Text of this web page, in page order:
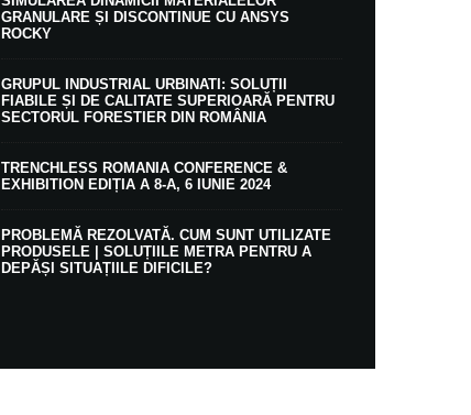
GRANULARE ȘI DISCONTINUE CU ANSYS
ROCKY
GRUPUL INDUSTRIAL URBINATI: SOLUȚII
FIABILE ȘI DE CALITATE SUPERIOARĂ PENTRU
SECTORUL FORESTIER DIN ROMÂNIA
TRENCHLESS ROMANIA CONFERENCE &
EXHIBITION EDIȚIA A 8-A, 6 IUNIE 2024
PROBLEMĂ REZOLVATĂ. CUM SUNT UTILIZATE
PRODUSELE | SOLUȚIILE METRA PENTRU A
DEPĂȘI SITUAȚIILE DIFICILE?